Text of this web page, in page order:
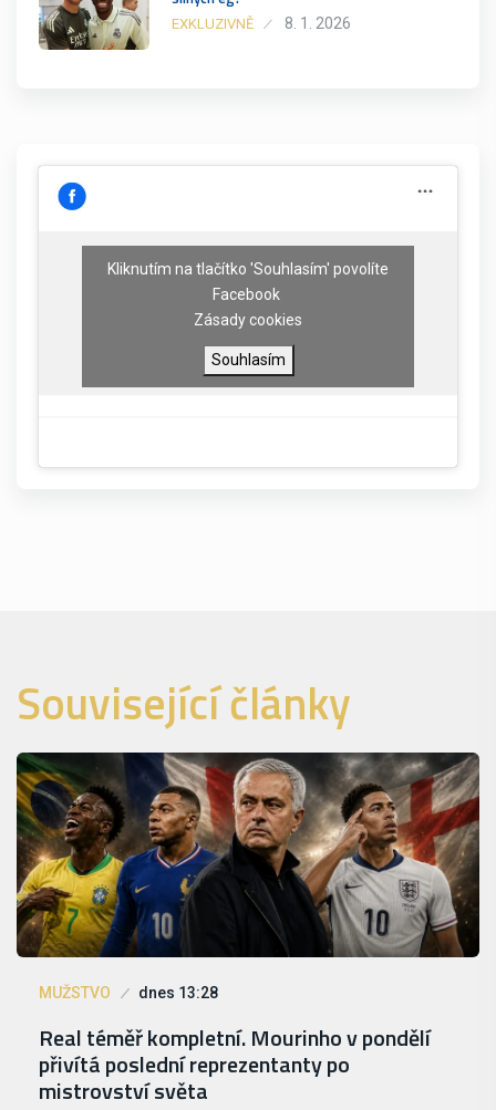
EXKLUZIVNĚ 8. 1. 2026
Kliknutím na tlačítko 'Souhlasím' povolíte
Facebook
Zásady cookies
Souhlasím
Související články
MUŽSTVO dnes 13:28
Real téměř kompletní. Mourinho v pondělí
přivítá poslední reprezentanty po
mistrovství světa